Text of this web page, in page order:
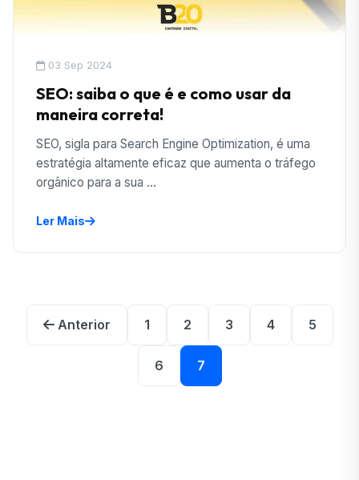
03 Sep 2024
SEO: saiba o que é e como usar da
maneira correta!
SEO, sigla para Search Engine Optimization, é uma
estratégia altamente eficaz que aumenta o tráfego
orgânico para a sua ...
Ler Mais
Anterior 1 2 3 4 5
6 7